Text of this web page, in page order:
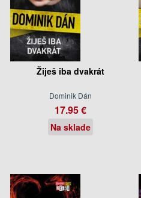
Žiješ iba dvakrát
Dominik Dán
17.95 €
Na sklade